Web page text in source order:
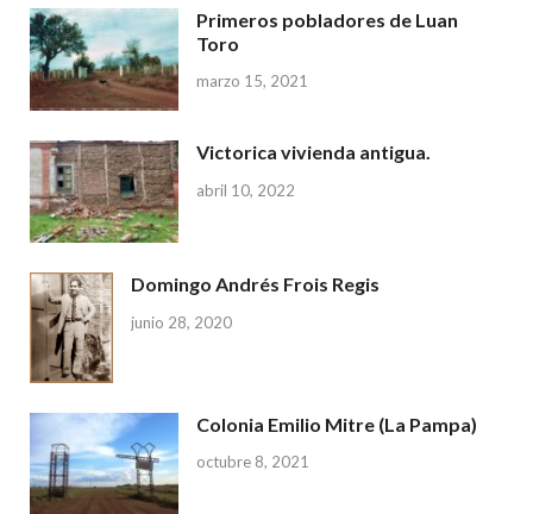
Primeros pobladores de Luan
Toro
marzo 15, 2021
Victorica vivienda antigua.
abril 10, 2022
Domingo Andrés Frois Regis
junio 28, 2020
Colonia Emilio Mitre (La Pampa)
octubre 8, 2021